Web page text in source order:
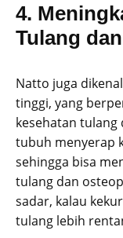
4.
Tulang
Natto juga
tinggi, yang
kesehatan tulang
tubuh menyerap
sehingga bisa
tulang dan
sadar, kalau
tulang lebih